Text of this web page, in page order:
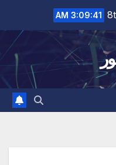
3:09:42 AM